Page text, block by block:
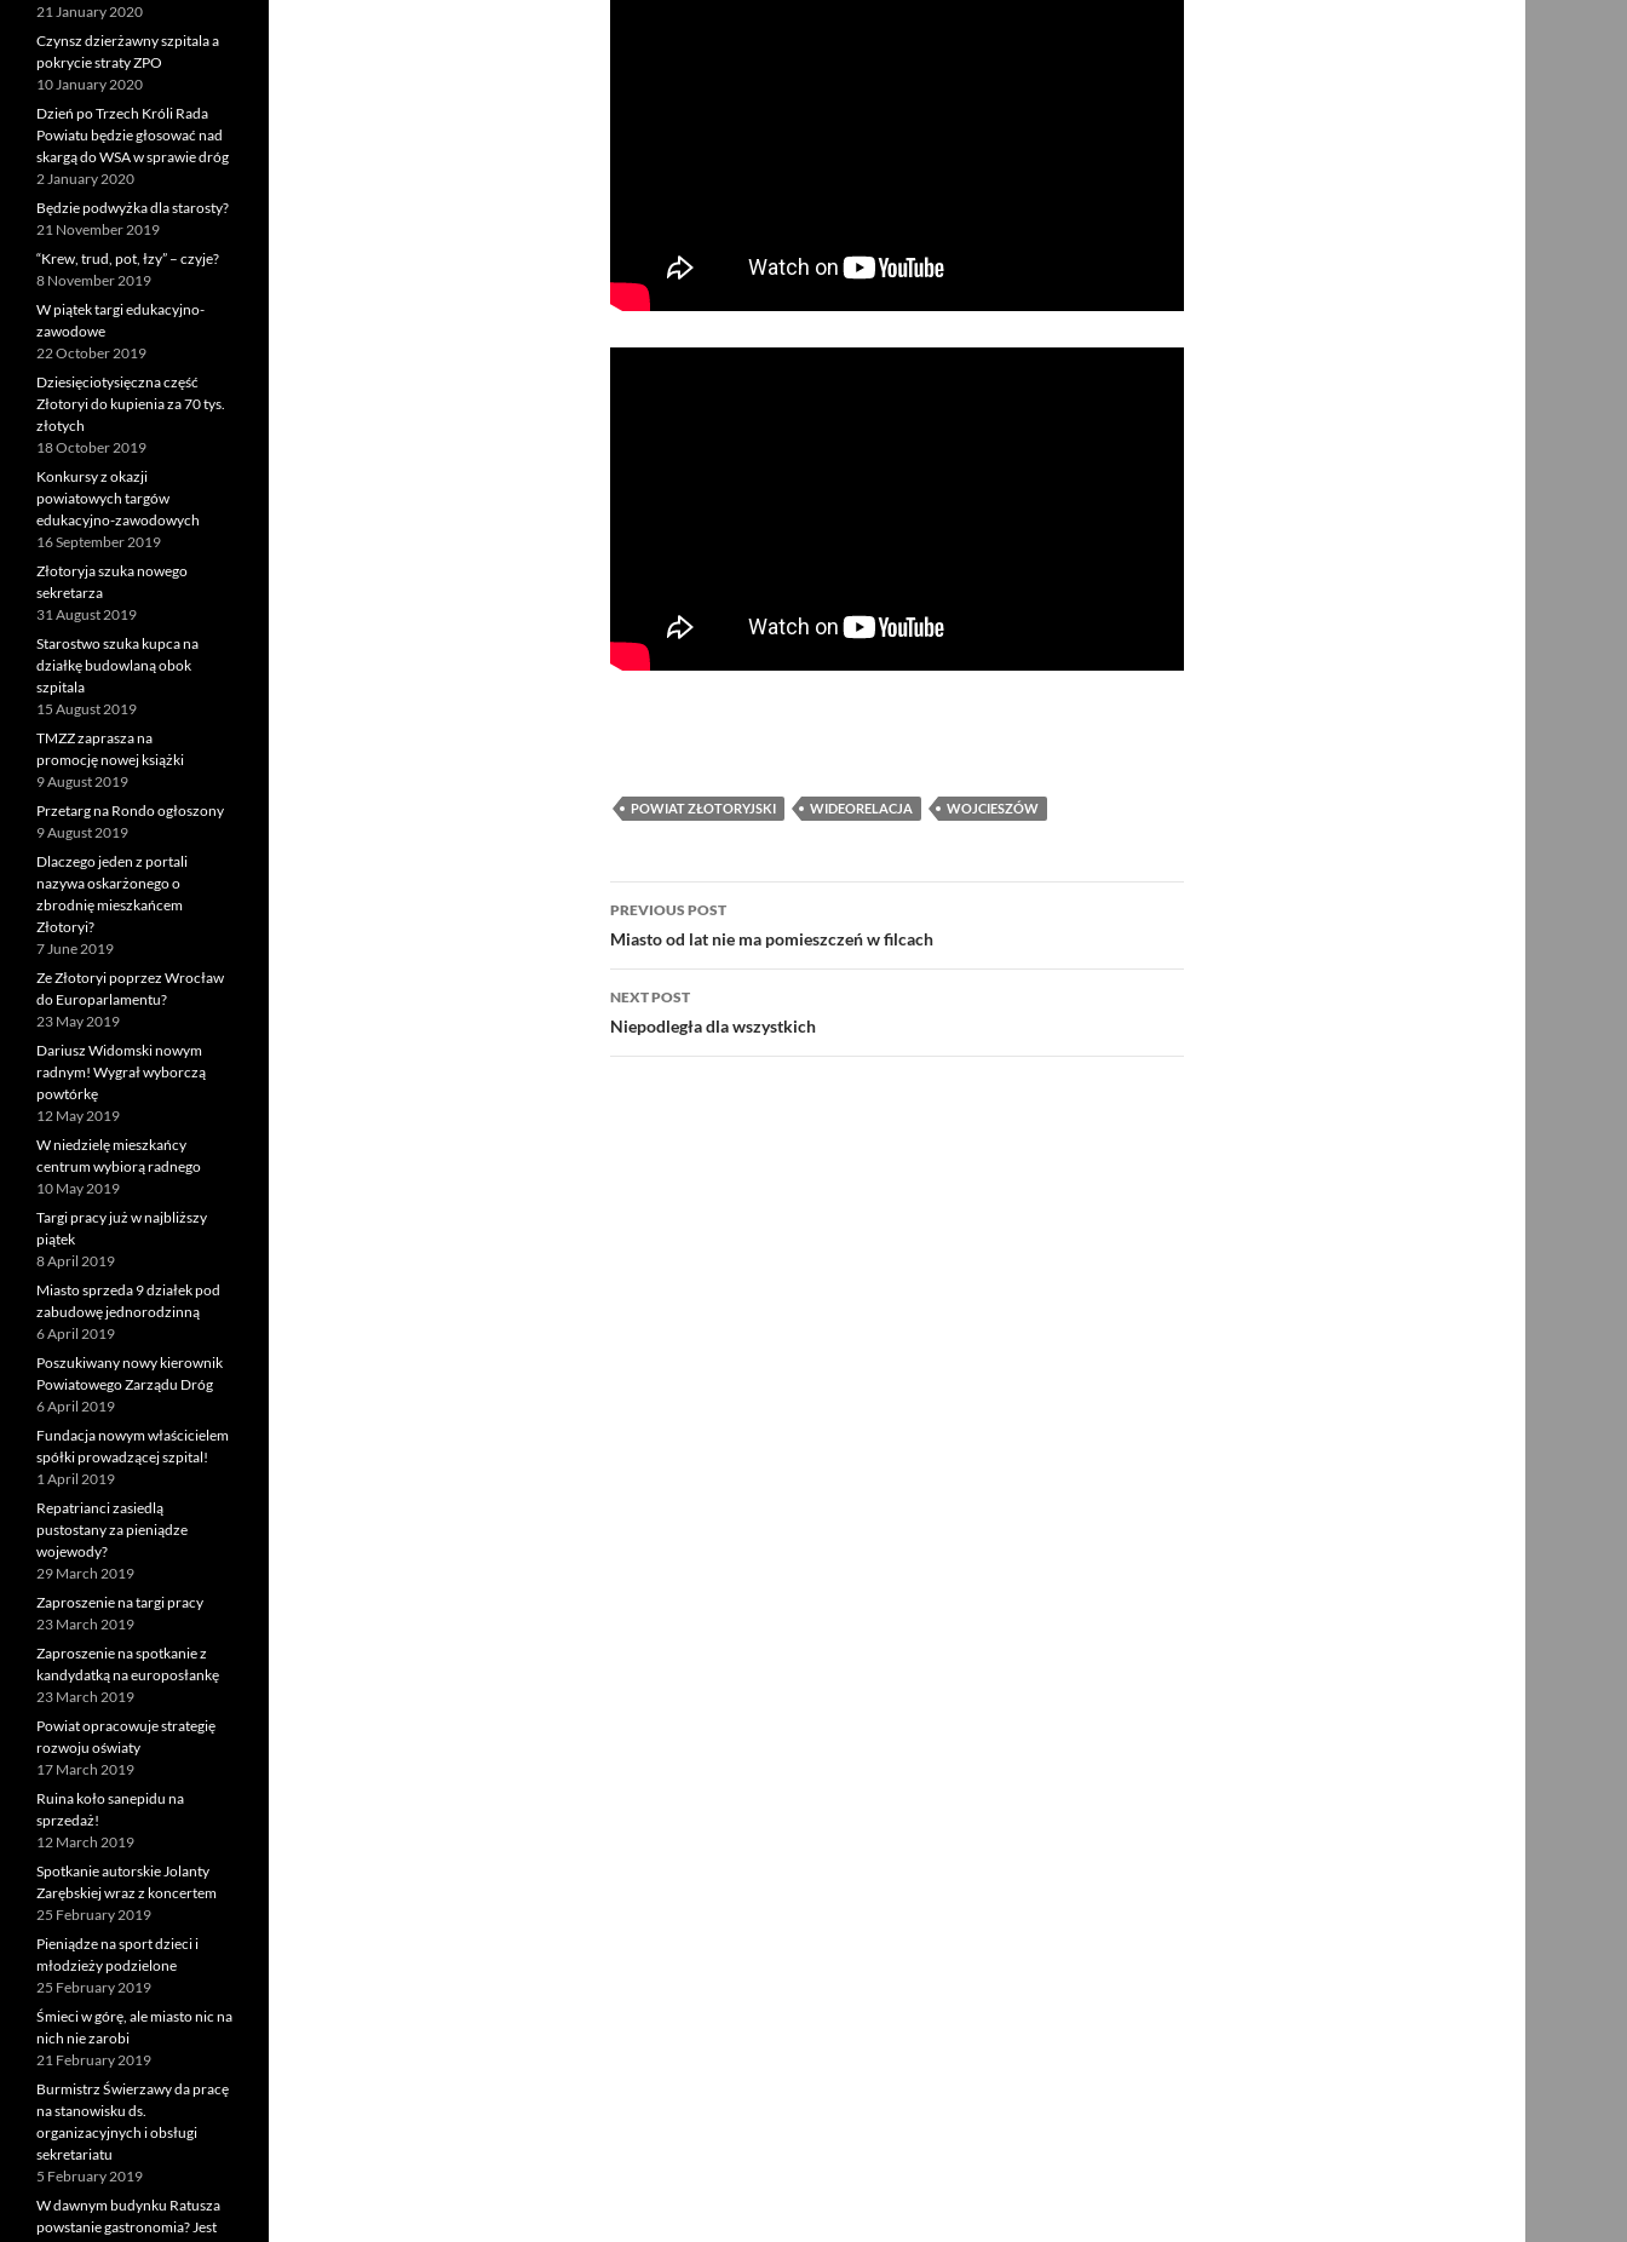
POWIAT ZŁOTORYJSKI WIDEORELACJA WOJCIESZÓW
Post
navigation
PREVIOUS POST
Miasto od lat nie ma pomieszczeń w filcach
NEXT POST
Niepodległa dla wszystkich
21 January 2020
Czynsz dzierżawny szpitala a
pokrycie straty ZPO
10 January 2020
Dzień po Trzech Króli Rada
Powiatu będzie głosować nad
skargą do WSA w sprawie dróg
2 January 2020
Będzie podwyżka dla starosty?
21 November 2019
“Krew, trud, pot, łzy” – czyje?
8 November 2019
W piątek targi edukacyjno-
zawodowe
22 October 2019
Dziesięciotysięczna część
Złotoryi do kupienia za 70 tys.
złotych
18 October 2019
Konkursy z okazji
powiatowych targów
edukacyjno-zawodowych
16 September 2019
Złotoryja szuka nowego
sekretarza
31 August 2019
Starostwo szuka kupca na
działkę budowlaną obok
szpitala
15 August 2019
TMZZ zaprasza na
promocję nowej książki
9 August 2019
Przetarg na Rondo ogłoszony
9 August 2019
Dlaczego jeden z portali
nazywa oskarżonego o
zbrodnię mieszkańcem
Złotoryi?
7 June 2019
Ze Złotoryi poprzez Wrocław
do Europarlamentu?
23 May 2019
Dariusz Widomski nowym
radnym! Wygrał wyborczą
powtórkę
12 May 2019
W niedzielę mieszkańcy
centrum wybiorą radnego
10 May 2019
Targi pracy już w najbliższy
piątek
8 April 2019
Miasto sprzeda 9 działek pod
zabudowę jednorodzinną
6 April 2019
Poszukiwany nowy kierownik
Powiatowego Zarządu Dróg
6 April 2019
Fundacja nowym właścicielem
spółki prowadzącej szpital!
1 April 2019
Repatrianci zasiedlą
pustostany za pieniądze
wojewody?
29 March 2019
Zaproszenie na targi pracy
23 March 2019
Zaproszenie na spotkanie z
kandydatką na europosłankę
23 March 2019
Powiat opracowuje strategię
rozwoju oświaty
17 March 2019
Ruina koło sanepidu na
sprzedaż!
12 March 2019
Spotkanie autorskie Jolanty
Zarębskiej wraz z koncertem
25 February 2019
Pieniądze na sport dzieci i
młodzieży podzielone
25 February 2019
Śmieci w górę, ale miasto nic na
nich nie zarobi
21 February 2019
Burmistrz Świerzawy da pracę
na stanowisku ds.
organizacyjnych i obsługi
sekretariatu
5 February 2019
W dawnym budynku Ratusza
powstanie gastronomia? Jest